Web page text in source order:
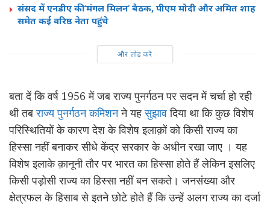
संसद में एनडीए की ‘मंगल मिलन’ बैठक, पीएम मोदी और अमित शाह
समेत कई वरिष्ठ नेता पहुंचे
और लोड करें
बता दें कि वर्ष 1956 में जब राज्य पुनर्गठन पर सदन में चर्चा हो रही
थी तबराज्य पुनर्गठन कमिशनने यहसुझावदिया था कि कुछ विशेष
परिस्थितियों के कारण देश के विशेष इलाक़ों को किसी राज्य का
हिस्सा नहीं बनाकर सीधे केंद्र सरकार के अधीन रखा जाए । यह
विशेष इलाके क़ानूनी तौर पर भारत का हिस्सा होते हैं लेकिन इसलिए
किसी पड़ोसी राज्य का हिस्सा नहीं बन सकते। जनसंख्या और
क्षेत्रफल के हिसाब से इतने छोटे होते हैं कि उन्हें अलग राज्य का दर्जा